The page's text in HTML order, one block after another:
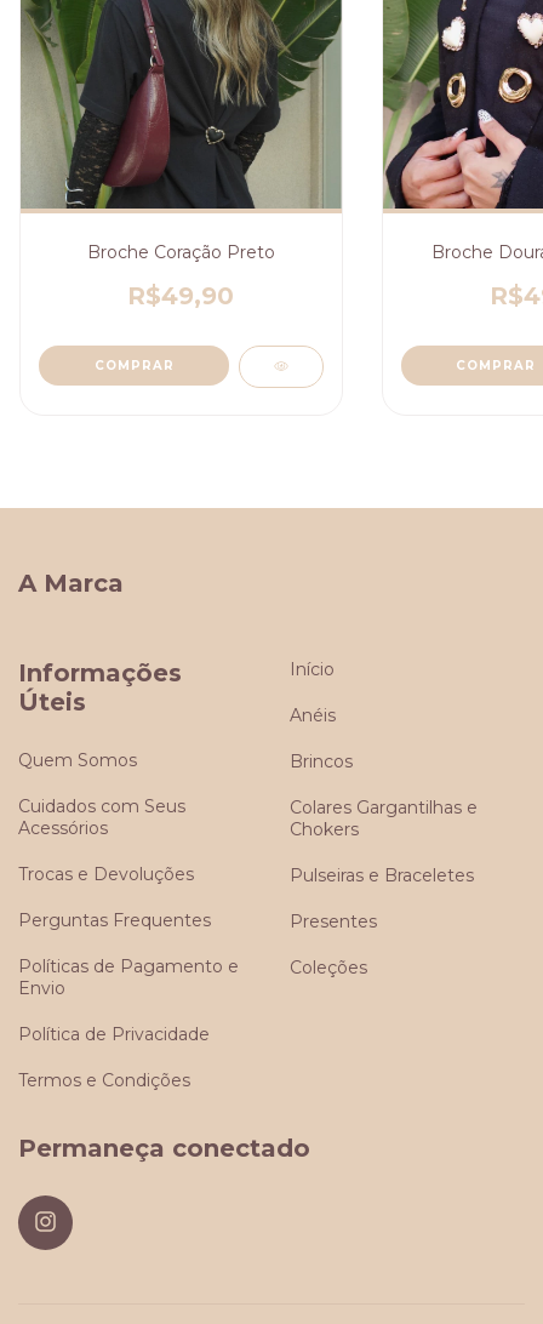
Broche Coração Preto
R$49,90
Broche
A Marca
Informações
Úteis
Quem Somos
Cuidados com Seus
Acessórios
Trocas e Devoluções
Perguntas Frequentes
Políticas de Pagamento e
Envio
Política de Privacidade
Termos e Condições
Início
Anéis
Brincos
Colares Gargantilhas e
Chokers
Pulseiras e Braceletes
Presentes
Coleções
Permaneça conectado